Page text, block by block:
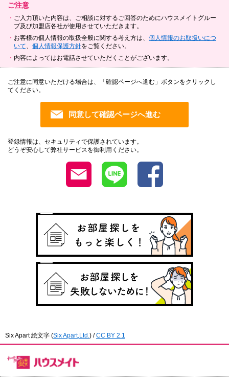
ご注意
ご入力頂いた内容は、ご相談に対するご回答のためにハウスメイトグルー
プ及び加盟店各社が使用させていただきます。
お客様の個人情報の取扱全般に関する考え方は、 個人情報のお取扱いにつ
いて
個人情報保護方針をご覧ください。
内容によってはお電話させていただくことがございます。
ご注意に同意いただける場合は、「確認ページへ進む」ボタンをクリックし
てください。
登録情報は、セキュリティで保護されています。
どうぞ安心して弊社サービスを御利用ください。
Six Apart 絵文字 (Six Apart,Ltd. ) /CC BY 2.1